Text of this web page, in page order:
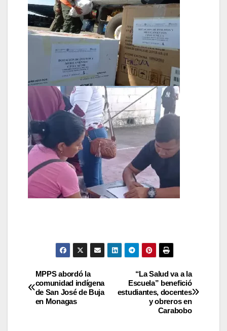
“La Salud va a la
Escuela” benefició
estudiantes, docentes
y obreros en
Carabobo
MPPS abordó la
comunidad indígena
de San José de Buja
en Monagas